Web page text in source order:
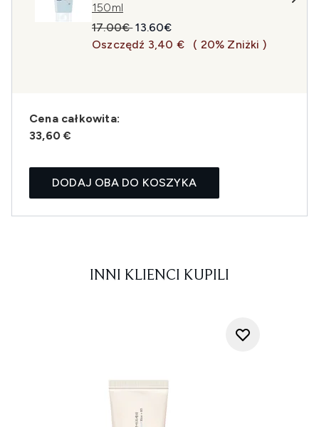
150ml
Sugerowana cena detaliczna:
17.00€Aktualna cena:
13.60€
Oszczędź 3,40 €
( 20% Zniżki )
Cena całkowita:
33,60 €
DODAJ OBA DO KOSZYKA
INNI KLIENCI KUPILI